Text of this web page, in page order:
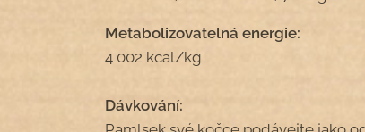
Metabolizovatelná energie:
4 002 kcal/kg
Dávkování: